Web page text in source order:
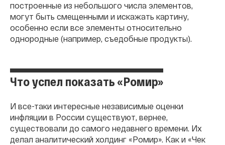
построенные из небольшого числа элементов,
могут быть смещенными и искажать картину,
особенно если все элементы относительно
однородные (например, съедобные продукты).
Что успел показать «Ромир»
И все-таки интересные независимые оценки
инфляции в России существуют, вернее,
существовали до самого недавнего времени. Их
делал аналитический холдинг «Ромир». Как и «Чек